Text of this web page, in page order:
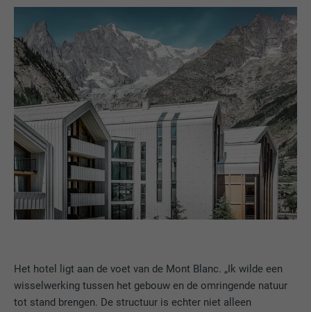
Het hotel ligt aan de voet van de Mont Blanc. „Ik wilde een
wisselwerking tussen het gebouw en de omringende natuur
tot stand brengen. De structuur is echter niet alleen